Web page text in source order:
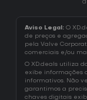
Aviso Legal: O
de preços e
pela Valve
comerciais e/ou
O XD.deals utiliza
exibe informações
informativos. Não
garantimos a
chaves digitais